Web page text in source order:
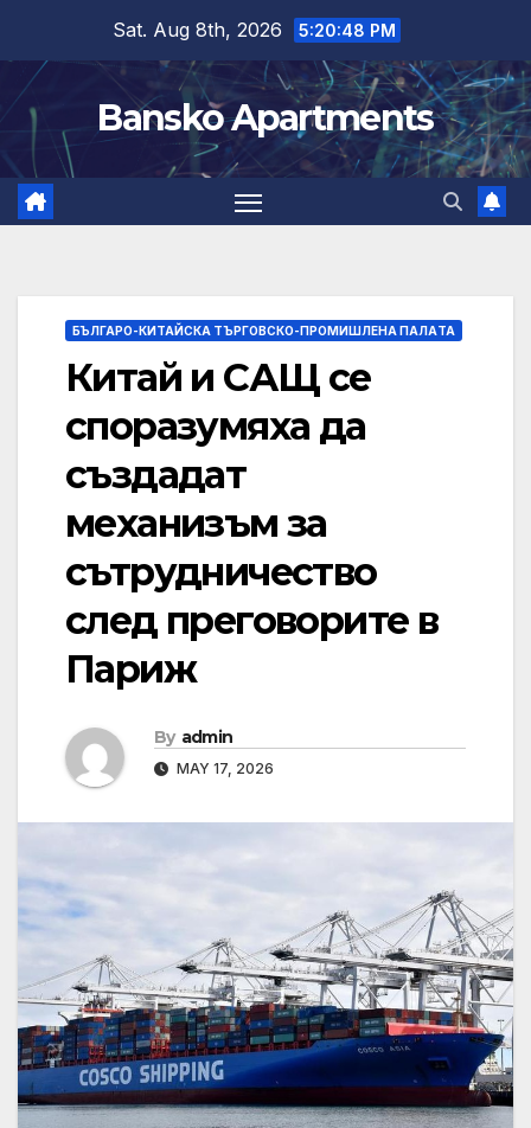
content
Sat. Aug 8th, 2026 5:20:49 PM
Bansko Apartments
БЪЛГАРО-КИТАЙСКА ТЪРГОВСКО-ПРОМИШЛЕНА ПАЛAТА
Китай и САЩ се
споразумяха да
създадат
механизъм за
сътрудничество
след преговорите в
Париж
By admin
MAY 17, 2026